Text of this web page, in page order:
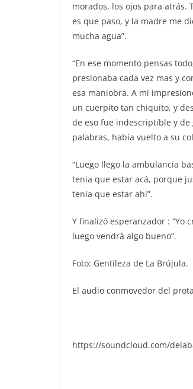
morados, los ojos para atrás.
es que paso, y la madre me
mucha agua”.
“En ese momento pensas
presionaba cada vez mas y
esa maniobra. A mi
un cuerpito tan chiquito, y
de eso fue indescriptible y
palabras, había vuelto a su
“Luego llego la ambulancia
tenia que estar acá, porque
tenia que estar ahí”.
Y finalizó esperanzador : “Yo
luego vendrá algo bueno”.
Foto: Gentileza de La Brújula.
El audio conmovedor del
https://soundcloud.com/